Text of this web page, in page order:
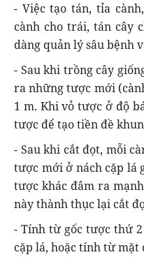
- Việc tạo tán, tỉa
cành cho trái, tán cây
dàng quản lý sâu bệnh
- Sau khi trồng cây
ra những tược mới
1 m. Khi vỏ tược ở độ
tược để tạo tiền đề
- Sau khi cắt đọt, mỗi
tược mới ở nách cặp lá
tược khác đâm ra
này thành thục lại cắt
- Tính từ gốc tược thứ
cặp lá, hoặc tính từ mặt